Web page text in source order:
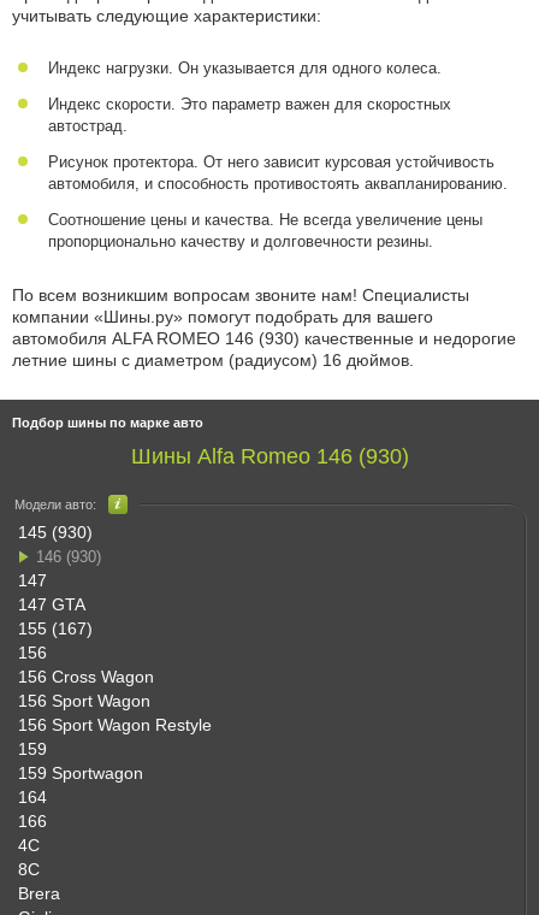
Подбор шины по марке авто
Шины Alfa Romeo 146 (930)
Модели авто:
145 (930)
146 (930)
147
147 GTA
155 (167)
156
156 Cross Wagon
156 Sport Wagon
156 Sport Wagon Restyle
159
159 Sportwagon
164
166
4C
8C
Brera
учитывать следующие характеристики:
Индекс нагрузки. Он указывается для одного колеса.
Индекс скорости. Это параметр важен для скоростных
автострад.
Рисунок протектора. От него зависит курсовая устойчивость
автомобиля, и способность противостоять аквапланированию.
Соотношение цены и качества. Не всегда увеличение цены
пропорционально качеству и долговечности резины.
По всем возникшим вопросам звоните нам! Специалисты
компании «Шины.ру» помогут подобрать для вашего
автомобиля ALFA ROMEO 146 (930) качественные и недорогие
летние шины с диаметром (радиусом) 16 дюймов.